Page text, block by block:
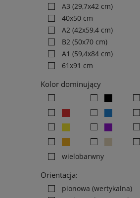
A3 (29,7x42 cm)
40x50 cm
A2 (42x59,4 cm)
B2 (50x70 cm)
A1 (59,4x84 cm)
61x91 cm
Kolor dominujący
wielobarwny
Orientacja:
pionowa (wertykalna)